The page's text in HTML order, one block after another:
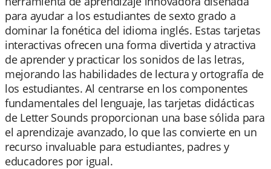
para ayudar a los estudiantes de sexto grado a
dominar la fonética del idioma inglés. Estas tarjetas
interactivas ofrecen una forma divertida y atractiva
de aprender y practicar los sonidos de las letras,
mejorando las habilidades de lectura y ortografía de
los estudiantes. Al centrarse en los componentes
fundamentales del lenguaje, las tarjetas didácticas
de Letter Sounds proporcionan una base sólida para
el aprendizaje avanzado, lo que las convierte en un
recurso invaluable para estudiantes, padres y
educadores por igual.